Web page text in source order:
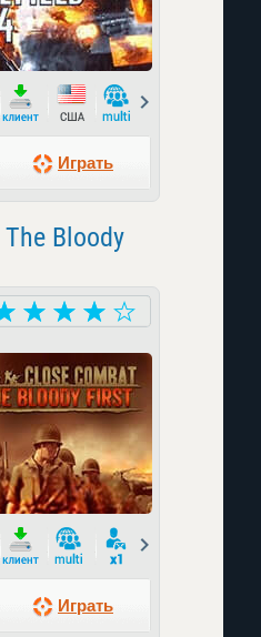
Играть
Bloody
Играть